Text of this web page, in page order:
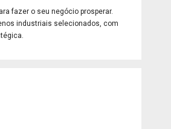
fazer o seu negócio prosperar.
industriais selecionados, com